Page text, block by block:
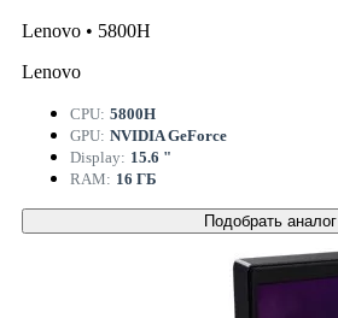
Lenovo • 5800H
Lenovo
CPU: 5800H
GPU: NVIDIA GeForce
Display: 15.6 "
RAM: 16 ГБ
Подобрать аналог